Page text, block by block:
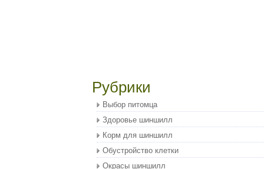
Рубрики
Выбор питомца
Здоровье шиншилл
Корм для шиншилл
Обустройство клетки
Окрасы шиншилл